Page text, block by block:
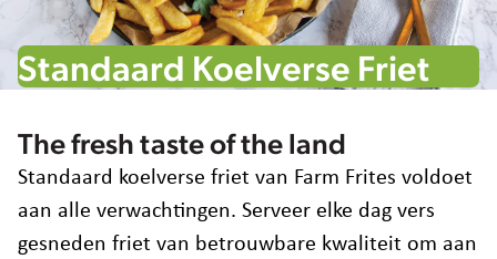
Onze oplossingen
Recepten
Nieuws & meer
Over ons
Missie, visie en waarden
Duurzaamheid
Contact
Standaard Koelverse Friet
The fresh taste of the land
Standaard koelverse friet van Farm Frites voldoet
aan alle verwachtingen. Serveer elke dag vers
gesneden friet van betrouwbare kwaliteit om aan